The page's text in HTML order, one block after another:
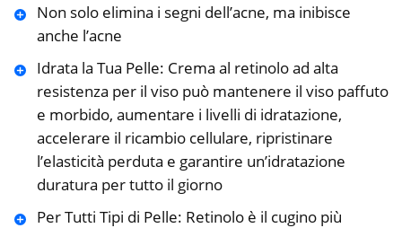
Non solo elimina i segni dell’acne, ma inibisce
anche l’acne
Idrata la Tua Pelle: Crema al retinolo ad alta
resistenza per il viso può mantenere il viso paffuto
e morbido, aumentare i livelli di idratazione,
accelerare il ricambio cellulare, ripristinare
l’elasticità perduta e garantire un’idratazione
duratura per tutto il giorno
Per Tutti Tipi di Pelle: Retinolo è il cugino più